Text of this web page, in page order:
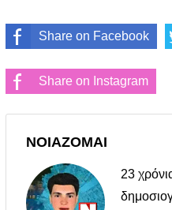
Share on Facebook
Share on Instagram
ΝΟΙΑΖΟΜΑΙ
23